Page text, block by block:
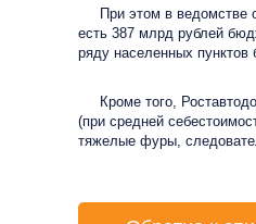
При этом в ведомстве
есть 387 млрд рублей
ряду населенных пунктов
Кроме того,
(при средней
тяжелые фуры,